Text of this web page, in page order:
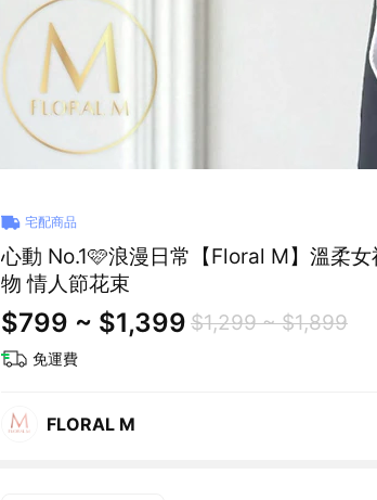
宅配商品
心動 No.1🩷浪漫日常【Floral M】溫柔女神永生玫
物 情人節花束
$799 ~ $1,399 $1,299 ~ $1,899
免運費
FLORAL M